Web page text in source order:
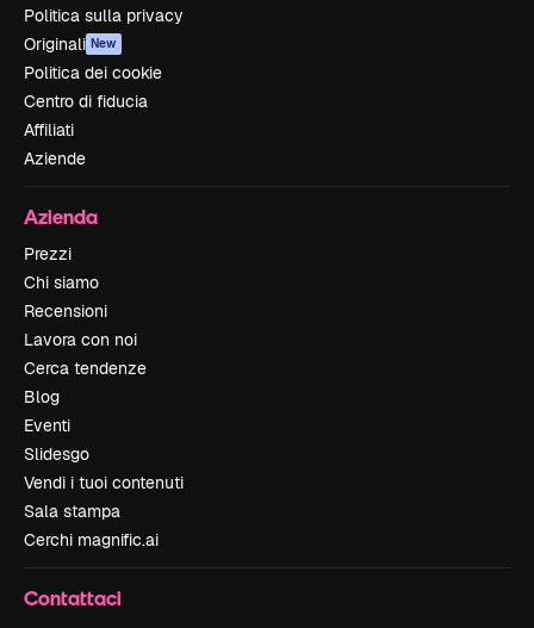
Politica sulla privacy
Originali New
Politica dei cookie
Centro di fiducia
Affiliati
Aziende
Azienda
Prezzi
Chi siamo
Recensioni
Lavora con noi
Cerca tendenze
Blog
Eventi
Slidesgo
Vendi i tuoi contenuti
Sala stampa
Cerchi magnific.ai
Contattaci